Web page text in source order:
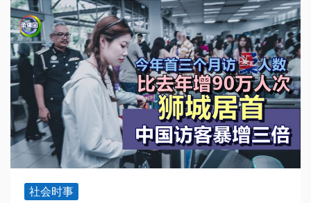
社会时事